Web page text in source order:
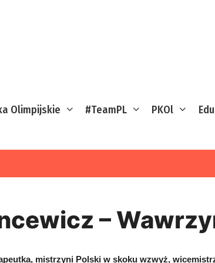
Olimpijskie #TeamPL PKOl
–
mistrzyni Polski w skoku wzwyż,